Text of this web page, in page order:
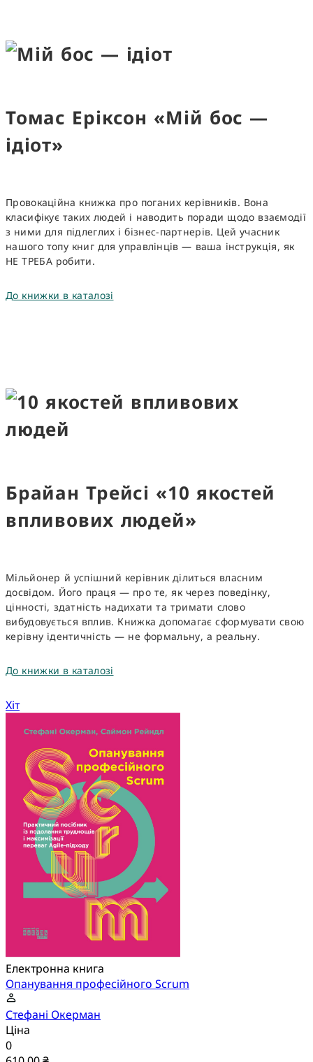
Томас Еріксон «Мій бос —
ідіот»
Провокаційна книжка про поганих керівників. Вона
класифікує таких людей і наводить поради щодо взаємодії
з ними для підлеглих і бізнес-партнерів. Цей учасник
нашого топу книг для управлінців — ваша інструкція, як
НЕ ТРЕБА робити.
До книжки в каталозі
Брайан Трейсі «10 якостей
впливових людей»
Мільйонер й успішний керівник ділиться власним
досвідом. Його праця — про те, як через поведінку,
цінності, здатність надихати та тримати слово
вибудовується вплив. Книжка допомагає сформувати свою
керівну ідентичність — не формальну, а реальну.
До книжки в каталозі
Хіт
Електронна книга
Опанування професійного Scrum
Стефані Окерман
Ціна
0